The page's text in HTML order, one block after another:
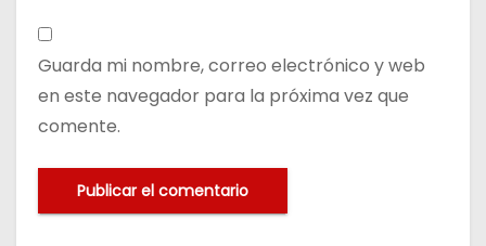
Guarda mi nombre, correo electrónico y web
en este navegador para la próxima vez que
comente.